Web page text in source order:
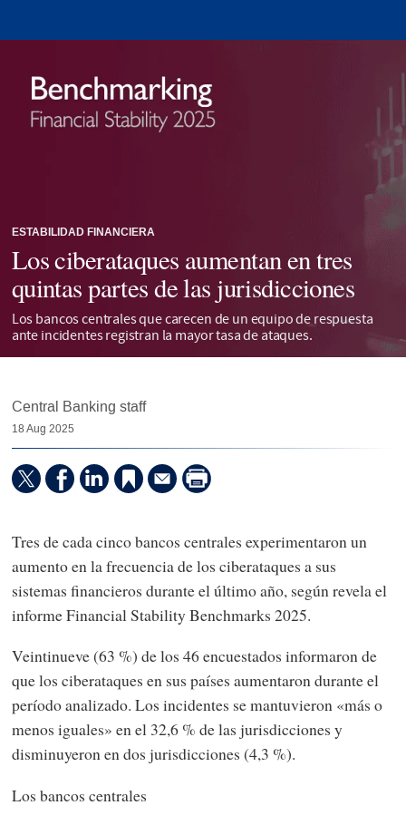
ESTABILIDAD FINANCIERA
Los ciberataques aumentan en tres
quintas partes de las jurisdicciones
Los bancos centrales que carecen de un equipo de respuesta
ante incidentes registran la mayor tasa de ataques.
Central Banking staff
18 Aug 2025
Tres de cada cinco bancos centrales experimentaron un
aumento en la frecuencia de los ciberataques a sus
sistemas financieros durante el último año, según revela el
informe Financial Stability Benchmarks 2025.
Veintinueve (63 %) de los 46 encuestados informaron de
que los ciberataques en sus países aumentaron durante el
período analizado. Los incidentes se mantuvieron «más o
menos iguales» en el 32,6 % de las jurisdicciones y
disminuyeron en dos jurisdicciones (4,3 %).
Los bancos centrales